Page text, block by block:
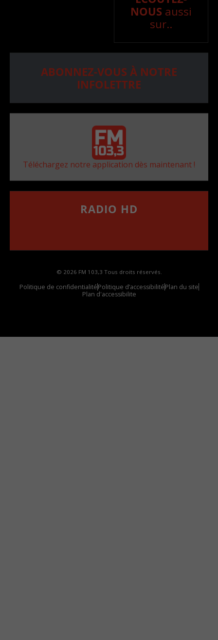
NOUS aussi
sur..
ABONNEZ-VOUS À NOTRE
INFOLETTRE
Téléchargez notre application dès maintenant !
RADIO HD
© 2026 FM 103,3 Tous droits réservés.
Politique de confidentialitéPolitique d’accessibilitéPlan du site
Plan d'accessibilite